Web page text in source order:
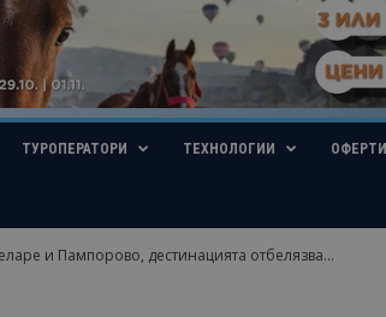
ТУРОПЕРАТОРИ ТЕХНОЛОГИИ ОФЕРТИ
и Пампорово, дестинацията отбелязва...